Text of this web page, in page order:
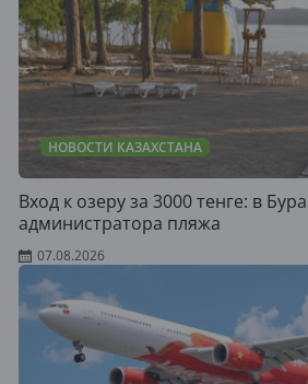
НОВОСТИ КАЗАХСТАНА
Вход к озеру за 3000 тенге: в
администратора пляжа
07.08.2026